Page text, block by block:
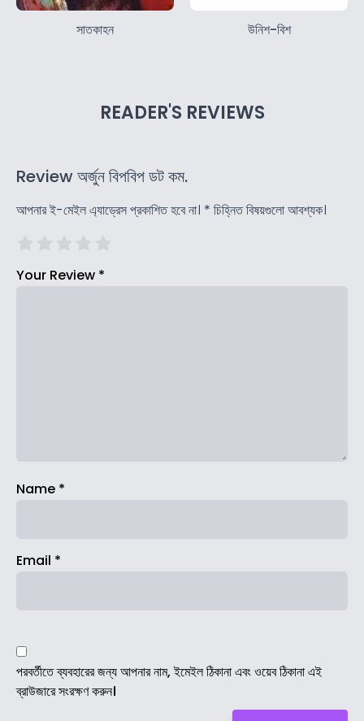
সাতকাহন উনিশ-বিশ
READER'S REVIEWS
Review অর্জুন বিপবিপ ডট কম.
আপনার ই-মেইল এ্যাড্রেস প্রকাশিত হবে না। * চিহ্নিত বিষয়গুলো আবশ্যক।
Your Review *
Name *
Email *
পরবর্তীতে ব্যবহারের জন্য আপনার নাম, ইমেইল ঠিকানা এবং ওয়েব ঠিকানা এই
ব্রাউজারে সংরক্ষণ করুন।